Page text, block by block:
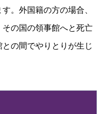
。外国籍の方の場合、
の国の領事館へと死亡
の間でやりとりが生じ